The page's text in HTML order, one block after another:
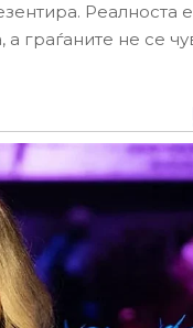
Реалноста
граѓаните не се